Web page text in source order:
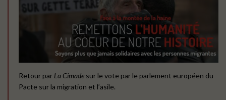
Retour par La Cimade sur le vote par le parlement européen du
Pacte sur la migration et l’asile.